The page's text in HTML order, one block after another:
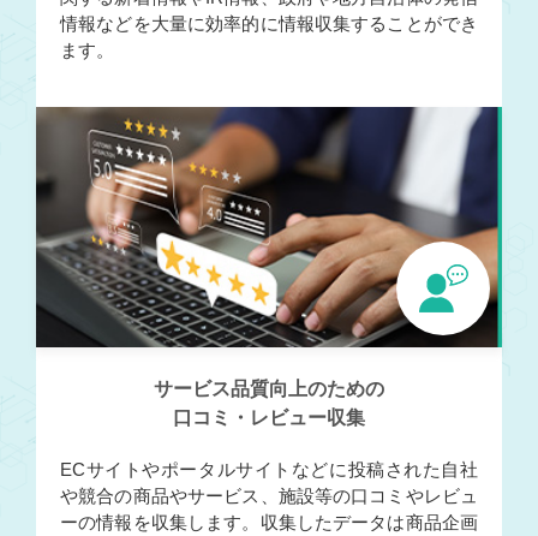
情報などを大量に効率的に情報収集することができ
ます。
サービス品質向上のための
口コミ・レビュー収集
ECサイトやポータルサイトなどに投稿された自社
や競合の商品やサービス、施設等の口コミやレビュ
ーの情報を収集します。収集したデータは商品企画